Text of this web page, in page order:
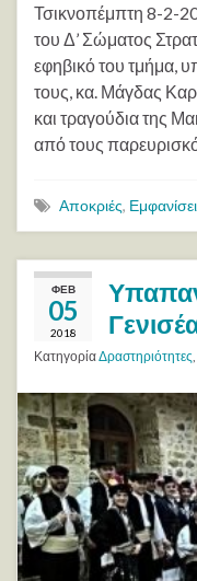
Τσικνοπέμπτη 8-2-
του Δ’ Σώματος
εφηβικό του τμήμα,
τους, κα. Μάγδας
και τραγούδια της
από τους
Αποκριές,
ΦΕΒ
05
2018
ΚατηγορίαΔραστηριότητες